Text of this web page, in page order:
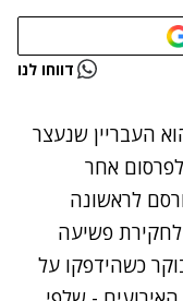
דווחו לנו
העבריין שנעצר
אחר
לראשונה
לחקירת פשיעה
כשהידפקו על